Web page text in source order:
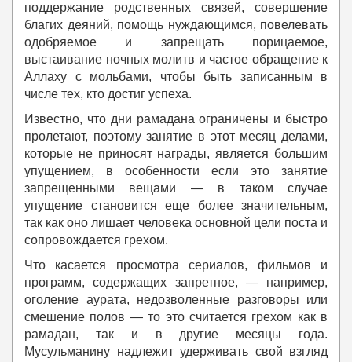
поддержание родственных связей, совершение
благих деяний, помощь нуждающимся, повелевать
одобряемое и запрещать порицаемое,
выстаивание ночных молитв и частое обращение к
Аллаху с мольбами, чтобы быть записанным в
числе тех, кто достиг успеха.
Известно, что дни рамадана ограничены и быстро
пролетают, поэтому занятие в этот месяц делами,
которые не приносят награды, является большим
упущением, в особенности если это занятие
запрещенными вещами — в таком случае
упущение становится еще более значительным,
так как оно лишает человека основной цели поста и
сопровождается грехом.
Что касается просмотра сериалов, фильмов и
программ, содержащих запретное, — например,
оголение аурата, недозволенные разговоры или
смешение полов — то это считается грехом как в
рамадан, так и в другие месяцы года.
Мусульманину надлежит удерживать свой взгляд